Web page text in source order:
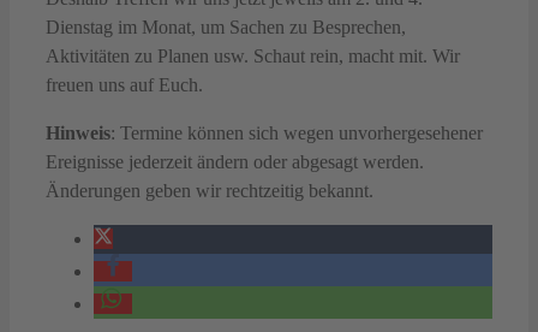
Dienstag im Monat, um Sachen zu Besprechen,
Aktivitäten zu Planen usw. Schaut rein, macht mit. Wir
freuen uns auf Euch.
Hinweis: Termine können sich wegen unvorhergesehener
Ereignisse jederzeit ändern oder abgesagt werden.
Änderungen geben wir rechtzeitig bekannt.